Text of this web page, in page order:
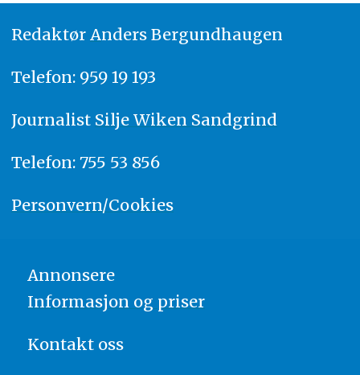
Redaktør Anders Bergundhaugen
Telefon: 959 19 193
Journalist Silje Wiken Sandgrind
Telefon: 755 53 856
Personvern/Cookies
Annonsere
Informasjon og priser
Kontakt oss